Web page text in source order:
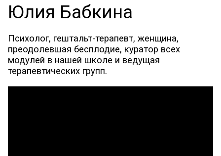
Юлия Бабкина
Психолог, гештальт-терапевт, женщина,
преодолевшая бесплодие, куратор всех
модулей в нашей школе и ведущая
терапевтических групп.